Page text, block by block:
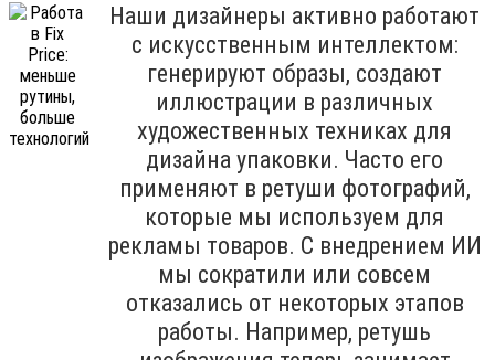
Наши дизайнеры активно работают
с искусственным интеллектом:
генерируют образы, создают
иллюстрации в различных
художественных техниках для
дизайна упаковки. Часто его
применяют в ретуши фотографий,
которые мы используем для
рекламы товаров. С внедрением ИИ
мы сократили или совсем
отказались от некоторых этапов
работы. Например, ретушь